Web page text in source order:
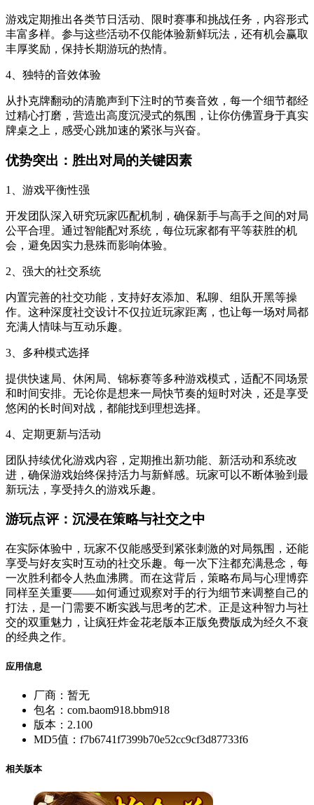
游戏定期推出各类节日活动、限时赛事和挑战任务，内容形式
丰富多样。参与这些活动不仅能体验新鲜玩法，还有机会赢取
丰厚奖励，保持长期游玩的热情。
4、独特的音效体验
从扑克牌翻动的清脆声到下注时的节奏音效，每一个细节都经
过精心打磨，营造出高度沉浸式的氛围，让你仿佛置身于真实
牌桌之上，感受心跳加速的紧张与兴奋。
优势突出：胜出对局的关键因素
1、游戏平衡性强
开发团队深入研究玩家匹配机制，确保新手与高手之间的对局
公平合理。通过智能配对系统，每位玩家都有平等获胜的机
会，避免因实力悬殊而影响体验。
2、强大的社交系统
内置完善的社交功能，支持好友添加、私聊、组队开黑等操
作。这种深度社交设计不仅拉近玩家距离，也让每一场对局都
充满人情味与互动乐趣。
3、多种模式选择
提供快速局、休闲局、锦标赛等多种游戏模式，适配不同场景
和时间安排。无论你是想来一局快节奏的短时对决，还是享受
悠闲的长时间对战，都能找到理想选择。
4、定期更新与活动
团队持续优化游戏内容，定期推出新功能、新活动和系统改
进，确保游戏始终保持活力与新鲜感。玩家可以不断体验到最
新玩法，享受持久的游戏乐趣。
游玩点评：沉浸在策略与社交之中
在实际体验中，玩家不仅能感受到紧张刺激的对局氛围，还能
享受与好友实时互动的社交乐趣。每一次下注都充满悬念，每
一次胜利都令人热血沸腾。而在这背后，策略布局与心理博弈
同样至关重要——如何通过观察对手的行为细节来调整自己的
打法，是一门需要不断实践与思考的艺术。正是这种智力与社
交的双重魅力，让疯狂炸金花老版本正版免费版成为经久不衰
的经典之作。
应用信息
厂商： 暂无
包名： com.baom918.bbm918
版本： 2.100
MD5值： f7b6741f7399b70e52cc9cf3d87733f6
相关版本